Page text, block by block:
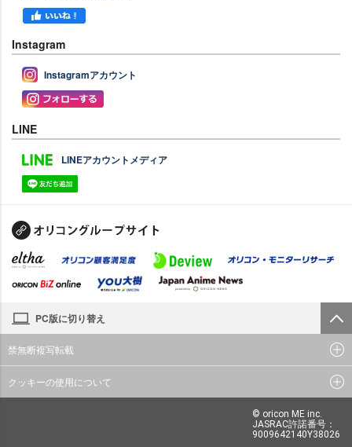
Instagram
Instagramアカウント
LINE
LINEアカウントメディア
PC版に切り替え
禁無断複写転載
クッキーの使用について
© oricon ME inc.
JASRAC許諾番号：
9009642140Y38026